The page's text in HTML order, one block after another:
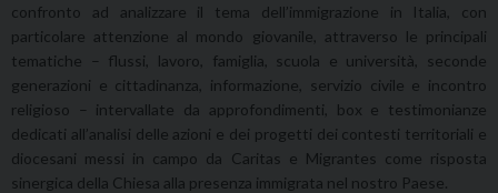
confronto ad analizzare il tema dell’immigrazione in Italia, con
particolare attenzione al mondo giovanile, attraverso le principali
tematiche – flussi, lavoro, famiglia, scuola e università, seconde
generazioni e cittadinanza, informazione, servizio civile e incontro
religioso – intervallate da approfondimenti, box e testimonianze
dedicati all’analisi delle azioni e dei progetti dei contesti territoriali e
diocesani messi in campo da Caritas e Migrantes come risposta
sinergica della Chiesa alla presenza immigrata nel nostro Paese.